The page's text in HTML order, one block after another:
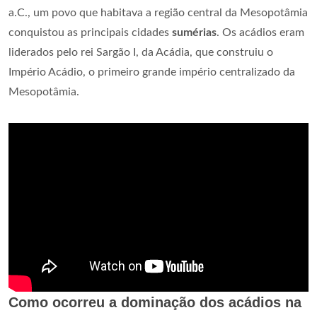
a.C., um povo que habitava a região central da Mesopotâmia
conquistou as principais cidades sumérias. Os acádios eram
liderados pelo rei Sargão I, da Acádia, que construiu o
Império Acádio, o primeiro grande império centralizado da
Mesopotâmia.
Como ocorreu a dominação dos acádios na